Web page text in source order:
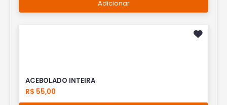
Adicionar
ACEBOLADO INTEIRA
R$ 55,00